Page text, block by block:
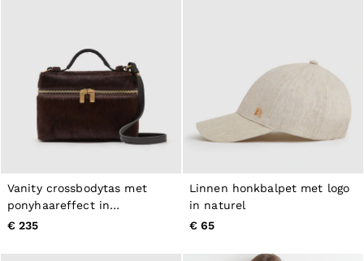
Vanity crossbodytas met
ponyhaareffect in
chocoladebruin
€ 235
Linnen honkbalpet met logo
in naturel
€ 65